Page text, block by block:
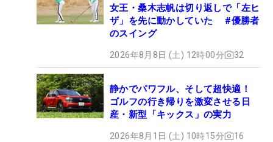
女王・桑木志帆は切り返しで「左ヒ
ザ」を先に動かしていた #優勝者
のスイング
2026年8月8日 (土) 12時00分 32
静かでパワフル、そして超快適！
ゴルフの行き帰りを激変させる日
産・新型「キックス」の実力
2026年8月1日 (土) 10時15分 16